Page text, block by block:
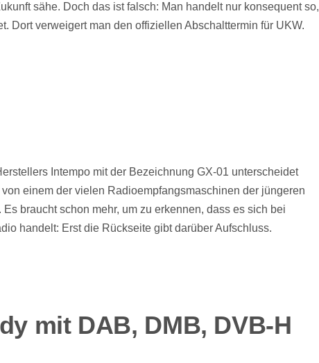
sähe. Doch das ist falsch: Man handelt nur konsequent so,
Dort verweigert man den offiziellen Abschalttermin für UKW.
Intempo mit der Bezeichnung GX-01 unterscheidet
einem der vielen Radioempfangsmaschinen der jüngeren
braucht schon mehr, um zu erkennen, dass es sich bei
handelt: Erst die Rückseite gibt darüber Aufschluss.
mit DAB, DMB, DVB-H